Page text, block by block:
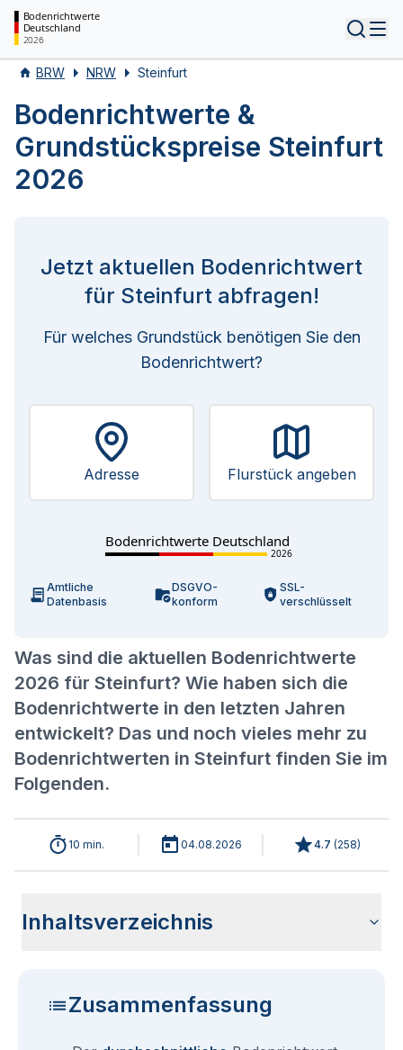
Bodenrichtwerte
Deutschland
2026
BRW NRW Steinfurt
Bodenrichtwerte &
Grundstückspreise Steinfurt
2026
Was sind die aktuellen Bodenrichtwerte
2026 für Steinfurt? Wie haben sich die
Bodenrichtwerte in den letzten Jahren
entwickelt? Das und noch vieles mehr zu
Bodenrichtwerten in Steinfurt finden Sie im
Folgenden.
Jetzt aktuellen Bodenrichtwert
für Steinfurt abfragen!
Für welches Grundstück benötigen Sie den
Bodenrichtwert?
Adresse Flurstück angeben
Bodenrichtwerte Deutschland
2026
Amtliche
Datenbasis
DSGVO-
konform
SSL-
verschlüsselt
10 min. 04.08.2026 4.7 (258)
Inhaltsverzeichnis
Zusammenfassung